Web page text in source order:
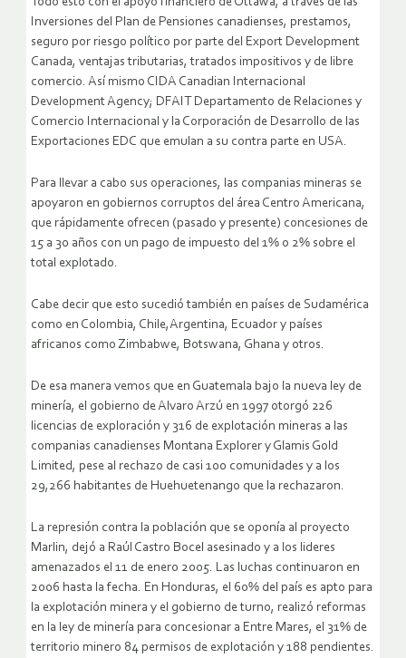
Inversiones del Plan de Pensiones canadienses, prestamos,
seguro por riesgo político por parte del Export Development
Canada, ventajas tributarias, tratados impositivos y de libre
comercio. Así mismo CIDA Canadian Internacional
Development Agency; DFAIT Departamento de Relaciones y
Comercio Internacional y la Corporación de Desarrollo de las
Exportaciones EDC que emulan a su contra parte en USA.
Para llevar a cabo sus operaciones, las companias mineras se
apoyaron en gobiernos corruptos del área Centro Americana,
que rápidamente ofrecen (pasado y presente) concesiones de
15 a 30 años con un pago de impuesto del 1% o 2% sobre el
total explotado.
Cabe decir que esto sucedió también en países de Sudamérica
como en Colombia, Chile,Argentina, Ecuador y países
africanos como Zimbabwe, Botswana, Ghana y otros.
De esa manera vemos que en Guatemala bajo la nueva ley de
minería, el gobierno de Alvaro Arzú en 1997 otorgó 226
licencias de exploración y 316 de explotación mineras a las
companias canadienses Montana Explorer y Glamis Gold
Limited, pese al rechazo de casi 100 comunidades y a los
29,266 habitantes de Huehuetenango que la rechazaron.
La represión contra la población que se oponía al proyecto
Marlin, dejó a Raúl Castro Bocel asesinado y a los lideres
amenazados el 11 de enero 2005. Las luchas continuaron en
2006 hasta la fecha. En Honduras, el 60% del país es apto para
la explotación minera y el gobierno de turno, realizó reformas
en la ley de minería para concesionar a Entre Mares, el 31% de
territorio minero 84 permisos de explotación y 188 pendientes.